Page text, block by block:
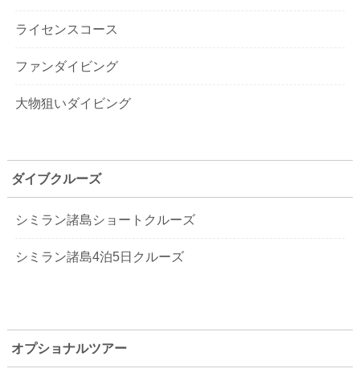
ライセンスコース
ファンダイビング
大物狙いダイビング
ダイブクルーズ
シミラン諸島ショートクルーズ
シミラン諸島4泊5日クルーズ
オプショナルツアー